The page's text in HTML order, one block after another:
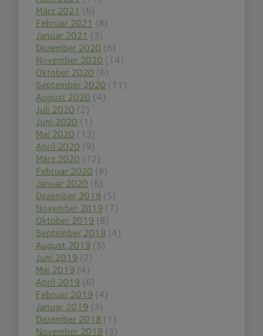
März 2021 (6)
Februar 2021 (8)
Januar 2021 (3)
Dezember 2020 (6)
November 2020 (14)
Oktober 2020 (6)
September 2020 (11)
August 2020 (4)
Juli 2020 (2)
Juni 2020 (1)
Mai 2020 (12)
April 2020 (9)
März 2020 (12)
Februar 2020 (8)
Januar 2020 (6)
Dezember 2019 (5)
November 2019 (7)
Oktober 2019 (8)
September 2019 (4)
August 2019 (5)
Juni 2019 (2)
Mai 2019 (4)
April 2019 (6)
Februar 2019 (4)
Januar 2019 (3)
Dezember 2018 (1)
November 2018 (3)